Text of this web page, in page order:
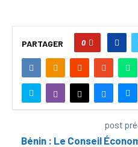
PARTAGER 0
post
Bénin : Le Conseil